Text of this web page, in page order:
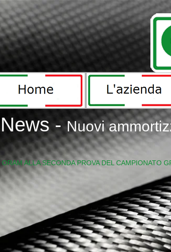
News -Nuovi
ORAM ALLA SECONDA PROVA DEL CAMPIONATO
IMG_6059.jpg